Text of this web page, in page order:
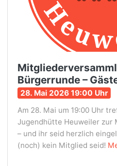
Bürgerrunde –
28. Mai 2026 19:00 Uhr
Am 28. Mai um 19:00 Uhr
Jugendhütte Heuweiler zur
– und ihr seid herzlich
(noch) kein Mitglied seid!